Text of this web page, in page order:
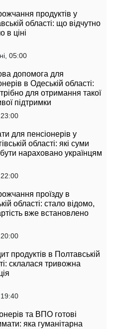
продуктів у
області: що відчутно
в ціні
05:00
допомога для
в Одеській області:
для отримання такої
підтримки
для пенсіонерів у
області: які суми
нараховано українцям
проїзду в
області: стало відомо,
вже встановлено
продуктів в Полтавській
склалася тривожна
та ВПО готові
яка гуманітарна